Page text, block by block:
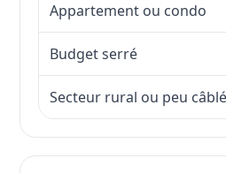
Appartement ou condo
Budget serré
Secteur rural ou peu câblé